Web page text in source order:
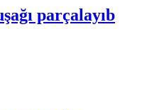
parçalayıb